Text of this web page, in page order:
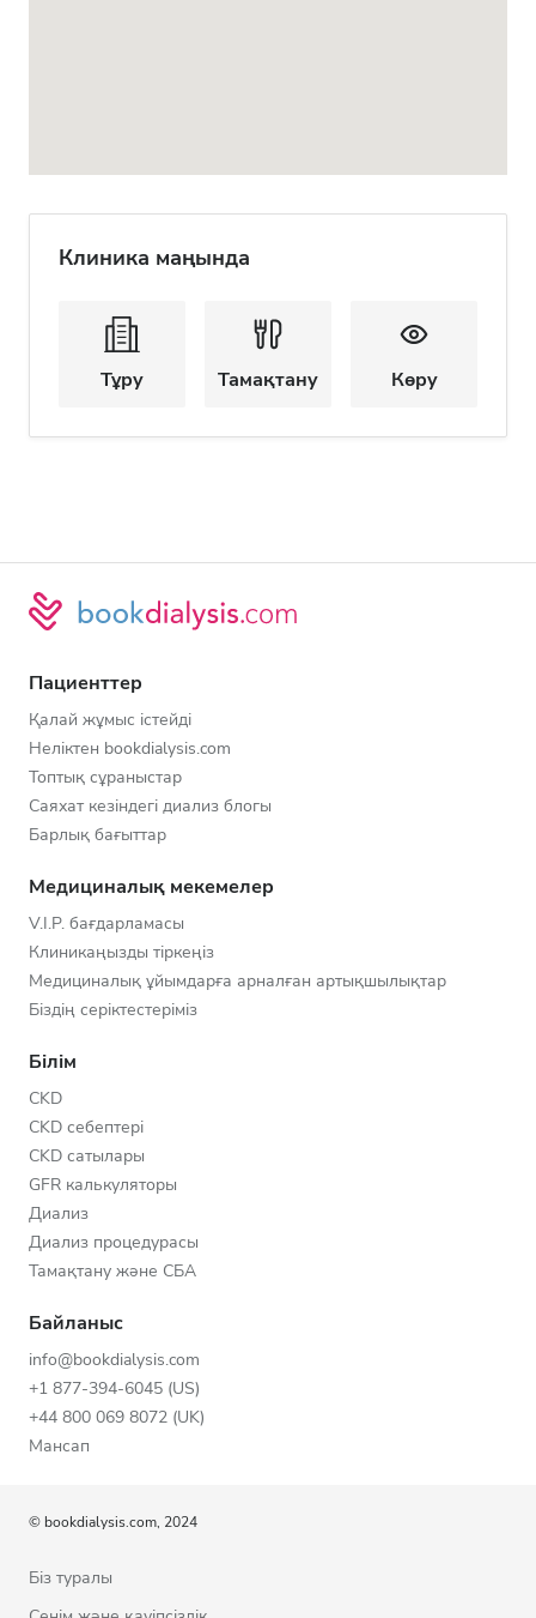
Клиника маңында
Тұру Тамақтану Көру
Пациенттер
Қалай жұмыс істейді
Неліктен bookdialysis.com
Топтық сұраныстар
Саяхат кезіндегі диализ блогы
Барлық бағыттар
Медициналық мекемелер
V.I.P. бағдарламасы
Клиникаңызды тіркеңіз
Медициналық ұйымдарға арналған артықшылықтар
Біздің серіктестеріміз
Білім
CKD
CKD себептері
CKD сатылары
GFR калькуляторы
Диализ
Диализ процедурасы
Тамақтану және СБА
Байланыс
info@bookdialysis.com
+1 877-394-6045 (US)
+44 800 069 8072 (UK)
Мансап
© bookdialysis.com, 2024
Біз туралы